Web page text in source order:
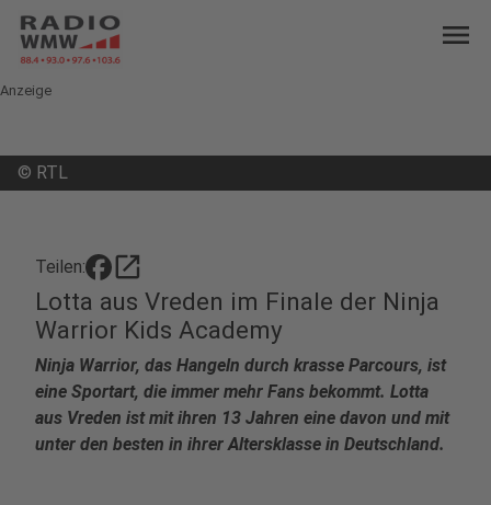
menu
Anzeige
© RTL
Teilen: open_in_new
Lotta aus Vreden im Finale der Ninja
Warrior Kids Academy
Ninja Warrior, das Hangeln durch krasse Parcours, ist
eine Sportart, die immer mehr Fans bekommt. Lotta
aus Vreden ist mit ihren 13 Jahren eine davon und mit
unter den besten in ihrer Altersklasse in Deutschland.